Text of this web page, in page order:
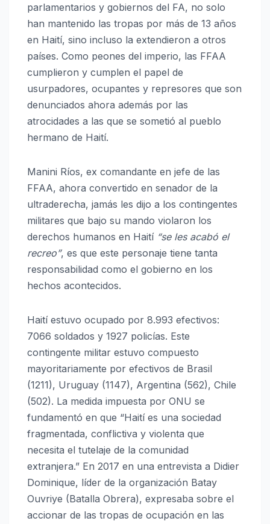
parlamentarios y gobiernos del FA, no solo
han mantenido las tropas por más de 13 años
en Haití, sino incluso la extendieron a otros
países. Como peones del imperio, las FFAA
cumplieron y cumplen el papel de
usurpadores, ocupantes y represores que son
denunciados ahora además por las
atrocidades a las que se sometió al pueblo
hermano de Haití.
Manini Ríos, ex comandante en jefe de las
FFAA, ahora convertido en senador de la
ultraderecha, jamás les dijo a los contingentes
militares que bajo su mando violaron los
derechos humanos en Haití “se les acabó el
recreo”, es que este personaje tiene tanta
responsabilidad como el gobierno en los
hechos acontecidos.
Haití estuvo ocupado por 8.993 efectivos:
7066 soldados y 1927 policías. Este
contingente militar estuvo compuesto
mayoritariamente por efectivos de Brasil
(1211), Uruguay (1147), Argentina (562), Chile
(502). La medida impuesta por ONU se
fundamentó en que “Haití es una sociedad
fragmentada, conflictiva y violenta que
necesita el tutelaje de la comunidad
extranjera.” En 2017 en una entrevista a Didier
Dominique, líder de la organización Batay
Ouvriye (Batalla Obrera), expresaba sobre el
accionar de las tropas de ocupación en las